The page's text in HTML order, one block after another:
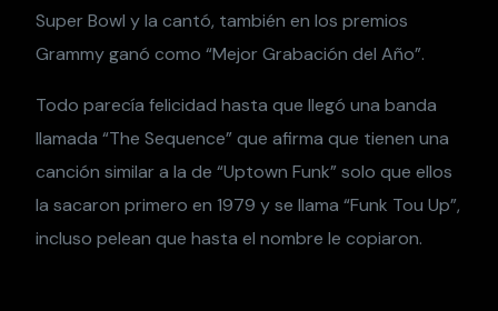
Super Bowl y la cantó, también en los premios
Grammy ganó como “Mejor Grabación del Año”.
Todo parecía felicidad hasta que llegó una banda
llamada “The Sequence” que afirma que tienen una
canción similar a la de “Uptown Funk” solo que ellos
la sacaron primero en 1979 y se llama “Funk Tou Up”,
incluso pelean que hasta el nombre le copiaron.